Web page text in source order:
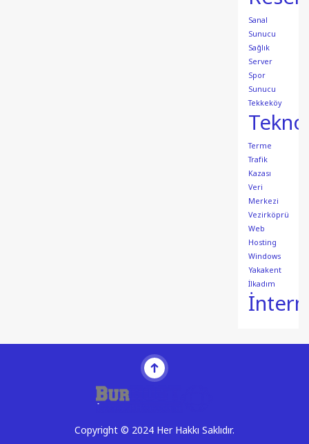
Sanal
Sunucu
Sağlık
Server
Spor
Sunucu
Tekkeköy
Terme
Trafik
Kazası
Veri
Merkezi
Vezirköprü
Web
Hosting
Windows
Yakakent
İlkadım
Copyright © 2024 Her Hakkı Saklıdır.